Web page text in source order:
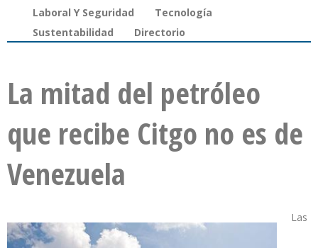
Laboral Y Seguridad
Tecnología
Sustentabilidad
Directorio
La mitad del petróleo
que recibe Citgo no es de
Venezuela
Las